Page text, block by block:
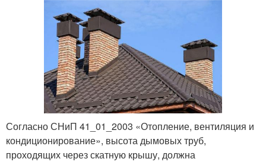
Согласно СНиП 41_01_2003 «Отопление, вентиляция и
кондиционирование», высота дымовых труб,
проходящих через скатную крышу, должна